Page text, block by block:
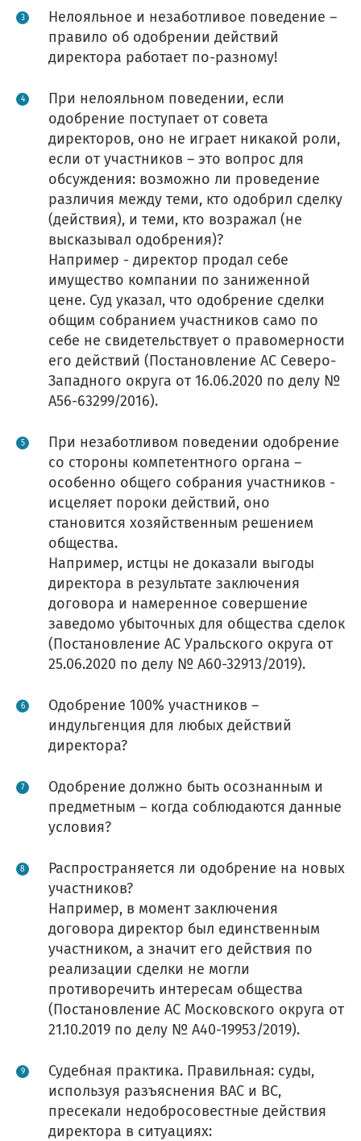
Нелояльное и незаботливое поведение –
правило об одобрении действий
директора работает по-разному!
При нелояльном поведении, если
одобрение поступает от совета
директоров, оно не играет никакой роли,
если от участников – это вопрос для
обсуждения: возможно ли проведение
различия между теми, кто одобрил сделку
(действия), и теми, кто возражал (не
высказывал одобрения)?
Например - директор продал себе
имущество компании по заниженной
цене. Суд указал, что одобрение сделки
общим собранием участников само по
себе не свидетельствует о правомерности
его действий (Постановление АС Северо-
Западного округа от 16.06.2020 по делу №
А56-63299/2016).
При незаботливом поведении одобрение
со стороны компетентного органа –
особенно общего собрания участников -
исцеляет пороки действий, оно
становится хозяйственным решением
общества.
Например, истцы не доказали выгоды
директора в результате заключения
договора и намеренное совершение
заведомо убыточных для общества сделок
(Постановление АС Уральского округа от
25.06.2020 по делу № А60-32913/2019).
Одобрение 100% участников –
индульгенция для любых действий
директора?
Одобрение должно быть осознанным и
предметным – когда соблюдаются данные
условия?
Распространяется ли одобрение на новых
участников?
Например, в момент заключения
договора директор был единственным
участником, а значит его действия по
реализации сделки не могли
противоречить интересам общества
(Постановление АС Московского округа от
21.10.2019 по делу № А40-19953/2019).
Судебная практика. Правильная: суды,
используя разъяснения ВАС и ВС,
пресекали недобросовестные действия
директора в ситуациях:
Оставить заявку
проблемы
с сайтом или
заметили ошибку?
на курс
как основание для освобождения
от корпоративной ответственности
₽ ₽
выгода: ₽
бесплатно
Оставить заявку